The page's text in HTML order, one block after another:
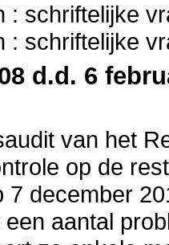
: schriftelijke
: schriftelijke
d.d. 6
van het
op de
7 december
aantal